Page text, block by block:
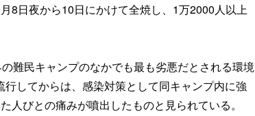
8日夜から10日にかけて全焼し、1万2000人以上
難民キャンプのなかでも最も劣悪だとされる環境
してからは、感染対策として同キャンプ内に強
びとの痛みが噴出したものと見られている。